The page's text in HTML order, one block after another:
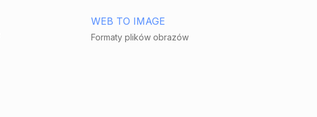
WEB TO IMAGE
Formaty plików obrazów